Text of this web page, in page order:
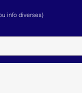
info diverses)